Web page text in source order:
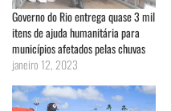
Governo do Rio entrega quase 3 mil
itens de ajuda humanitária para
municípios afetados pelas chuvas
janeiro 12, 2023